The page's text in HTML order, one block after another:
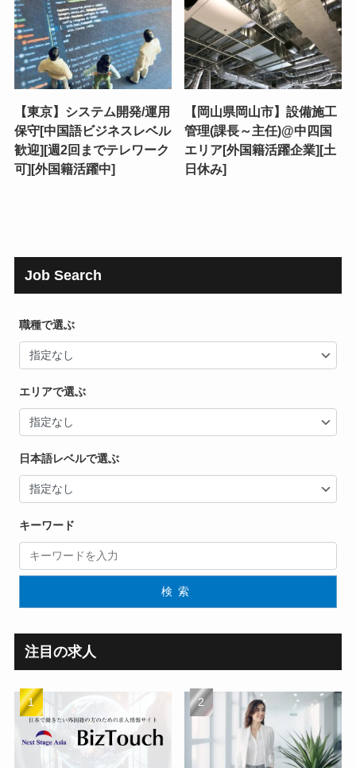
【東京】システム開発/運用
保守[中国語ビジネスレベル
歓迎][週2回までテレワーク
可][外国籍活躍中]
【岡山県岡山市】設備施工
管理(課長～主任)@中四国
エリア[外国籍活躍企業][土
日休み]
Job Search
職種で選ぶ
エリアで選ぶ
日本語レベルで選ぶ
キーワード
検索
注目の求人